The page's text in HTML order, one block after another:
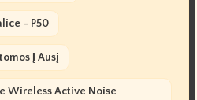
- P50
Į Ausį
Wireless Active Noise